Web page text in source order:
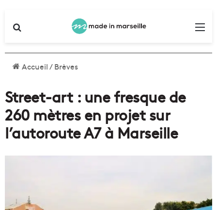
Accueil/Brèves
Street-art : une fresque de
260 mètres en projet sur
l’autoroute A7 à Marseille